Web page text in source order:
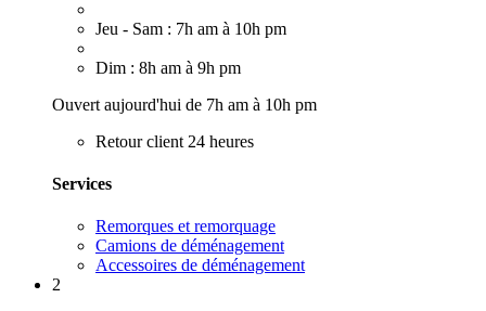
Jeu - Sam : 7h am à 10h pm
Dim : 8h am à 9h pm
Ouvert aujourd'hui de 7h am à 10h pm
Retour client 24 heures
Services
Remorques et remorquage
Camions de déménagement
Accessoires de déménagement
2